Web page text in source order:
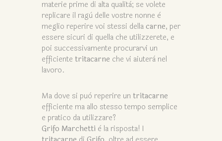
materie prime di alta qualità; se volete
replicare il ragù delle vostre nonne è
meglio reperire voi stessi dellacarne, per
essere sicuri di quella che utilizzerete, e
poi successivamente procurarvi un
efficiente tritacarne che vi aiuterà nel
lavoro.
Ma dove si può reperire un tritacarne
efficiente ma allo stesso tempo semplice
e pratico da utilizzare?
Grifo Marchetti è la risposta! I